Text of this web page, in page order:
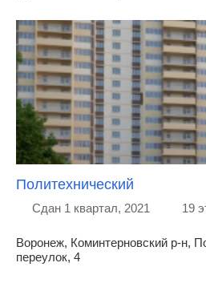
Политехнический
Сдан 1 квартал, 2021 19
Воронеж, Коминтерновский р-н,
переулок, 4